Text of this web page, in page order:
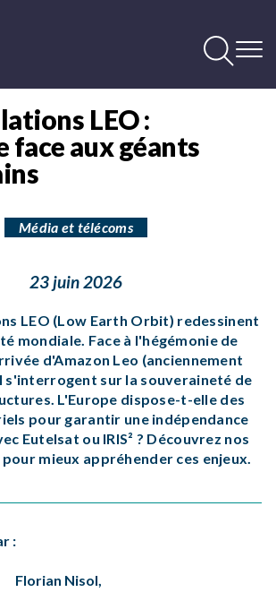
LEO :
face aux géants
Média et télécoms
23 juin 2026
LEO (Low Earth Orbit) redessinent
mondiale. Face à l'hégémonie de
d'Amazon Leo (anciennement
s'interrogent sur la souveraineté de
L'Europe dispose-t-elle des
pour garantir une indépendance
Eutelsat ou IRIS² ? Découvrez nos
mieux appréhender ces enjeux.
:
Florian Nisol,